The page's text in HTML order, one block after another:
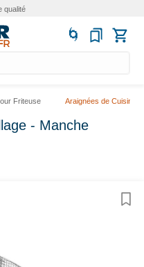
qualité
Friteuse Araignées de Cuisine
- Manche